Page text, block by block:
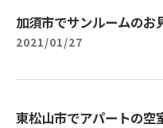
加須市でサンルームのお
2021/01/27
東松山市でアパートの空